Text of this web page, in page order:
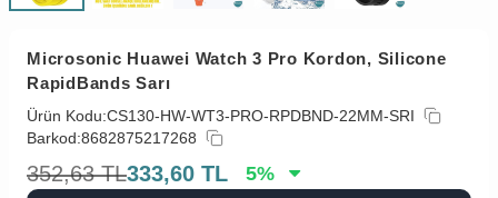
Microsonic Huawei Watch 3 Pro Kordon, Silicone
RapidBands Sarı
Ürün Kodu:CS130-HW-WT3-PRO-RPDBND-22MM-SRI
Barkod:8682875217268
352,63 TL333,60 TL 5%